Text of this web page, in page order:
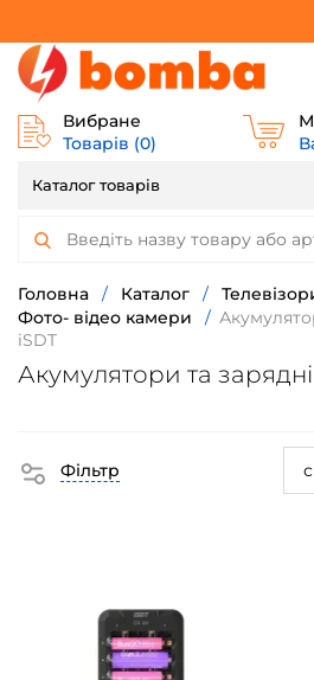
Вибране
Товарів (0)
Каталог товарів
Головна / Каталог /
Фото- відео камери
/
iSDT
Акумулятори та
Фільтр